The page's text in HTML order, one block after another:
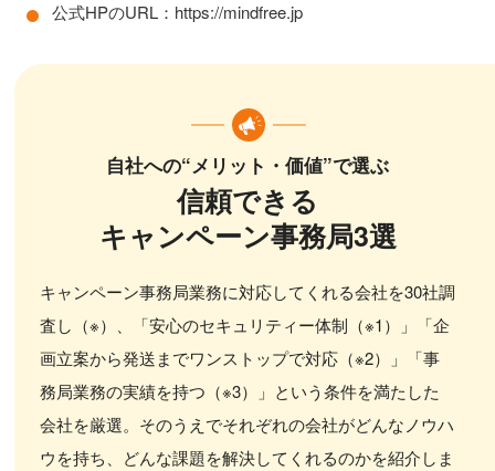
公式HPのURL：https://mindfree.jp
自社への“メリット・価値”で選ぶ
信頼できる
キャンペーン事務局3選
キャンペーン事務局業務に対応してくれる会社を30社調
査し（※）、「安心のセキュリティー体制（※1）」「企
画立案から発送までワンストップで対応（※2）」「事
務局業務の実績を持つ（※3）」という条件を満たした
会社を厳選。そのうえでそれぞれの会社がどんなノウハ
ウを持ち、どんな課題を解決してくれるのかを紹介しま